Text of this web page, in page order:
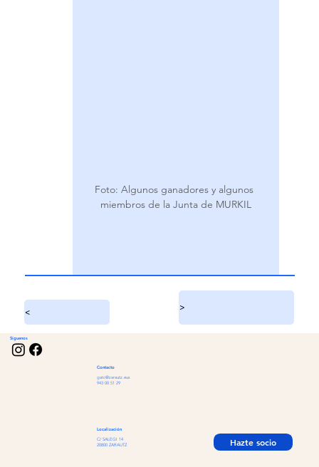
Foto: Algunos ganadores y algunos
miembros de la Junta de MURKIL
< >
Contacto
gatc@zarautz.eus
943 00 51 29
Localización
C/ SALEGI 14
20800 ZARAUTZ
Síguenos
Hazte socio